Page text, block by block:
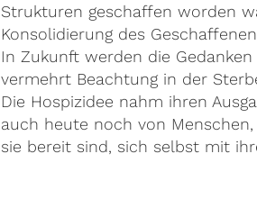
Strukturen geschaffen worden
Konsolidierung des
In Zukunft werden die
vermehrt Beachtung in der
Die Hospizidee nahm ihren
auch heute noch von
sie bereit sind, sich selbst mit